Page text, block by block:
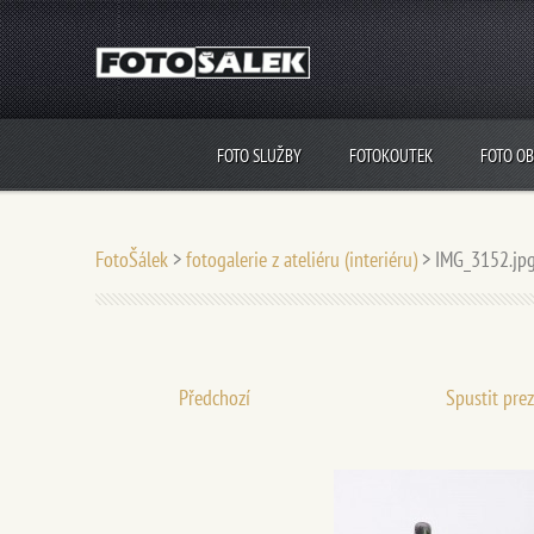
FOTO SLUŽBY FOTOKOUTEK FOTO
FotoŠálek >fotogalerie z ateliéru (interiéru) >
Předchozí Spustit